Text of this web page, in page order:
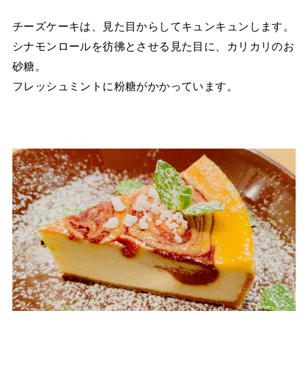
チーズケーキは、見た目からしてキュンキュンします。
シナモンロールを彷彿とさせる見た目に、カリカリのお
砂糖。
フレッシュミントに粉糖がかかっています。